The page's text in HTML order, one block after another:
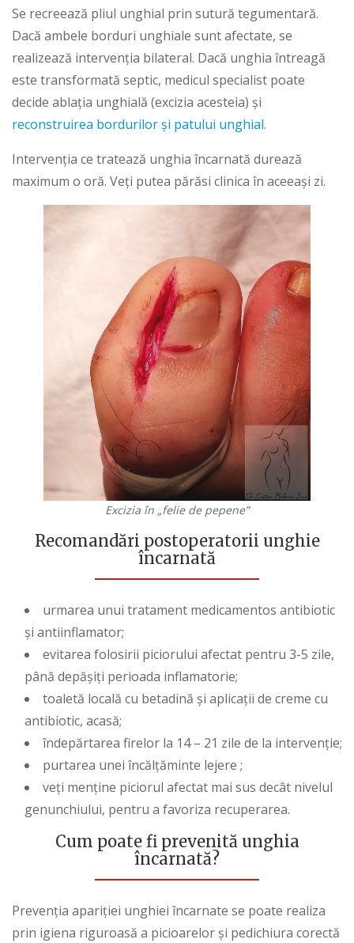
Se recreează pliul unghial prin sutură tegumentară.
Dacă ambele borduri unghiale sunt afectate, se
realizează intervenția bilateral. Dacă unghia întreagă
este transformată septic, medicul specialist poate
decide ablația unghială (excizia acesteia) și
reconstruirea bordurilor și patului unghial.
Intervenția ce tratează unghia încarnată durează
maximum o oră. Veți putea părăsi clinica în aceeași zi.
Excizia în „felie de pepene”
Recomandări postoperatorii unghie
încarnată
urmarea unui tratament medicamentos antibiotic
și antiinflamator;
evitarea folosirii piciorului afectat pentru 3-5 zile,
până depășiți perioada inflamatorie;
toaletă locală cu betadină și aplicații de creme cu
antibiotic, acasă;
îndepărtarea firelor la 14 – 21 zile de la intervenție;
purtarea unei încălțăminte lejere ;
veți menține piciorul afectat mai sus decât nivelul
genunchiului, pentru a favoriza recuperarea.
Cum poate fi prevenită unghia
încarnată?
Prevenția apariției unghiei încarnate se poate realiza
prin igiena riguroasă a picioarelor și pedichiura corectă